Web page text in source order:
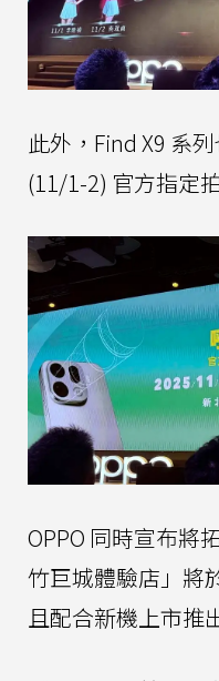
此外，Find X9 系
(11/1-2) 官方指定
OPPO 同時宣布將
竹巨城體驗店」將
且配合新機上市推